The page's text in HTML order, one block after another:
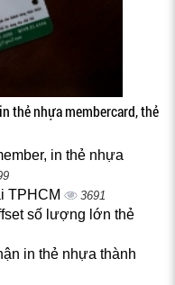
thẻ nhựa membercard, thẻ
in thẻ nhựa
TPHCM 3691
số lượng lớn thẻ
in thẻ nhựa thành